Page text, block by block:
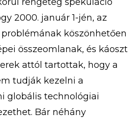
2000. január 1-jén, az
köszönhetően
összeomlanak, és káoszt
attól tartottak, hogy a
tudják kezelni a
globális technológiai
Bár néhány